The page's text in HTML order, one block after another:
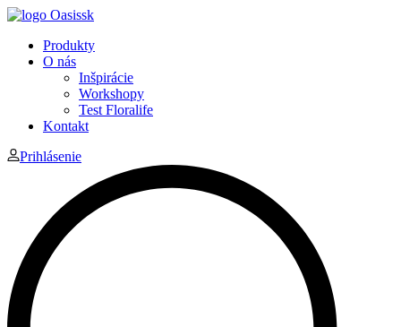
Produkty
O nás
Inšpirácie
Workshopy
Test Floralife
Kontakt
Prihlásenie